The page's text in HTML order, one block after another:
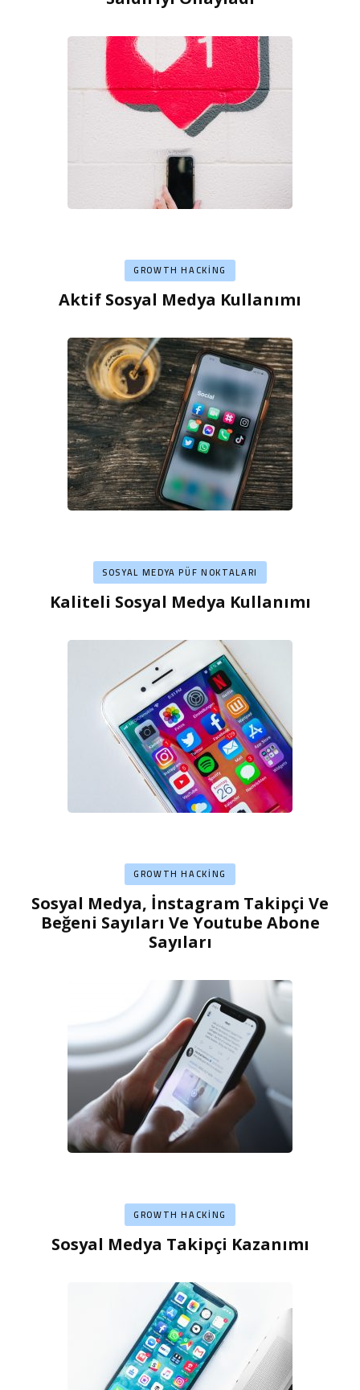
GROWTH HACKING
Aktif Sosyal Medya Kullanımı
SOSYAL MEDYA PÜF NOKTALARI
Kaliteli Sosyal Medya Kullanımı
GROWTH HACKING
Sosyal Medya, İnstagram Takipçi Ve
Beğeni Sayıları Ve Youtube Abone
Sayıları
GROWTH HACKING
Sosyal Medya Takipçi Kazanımı